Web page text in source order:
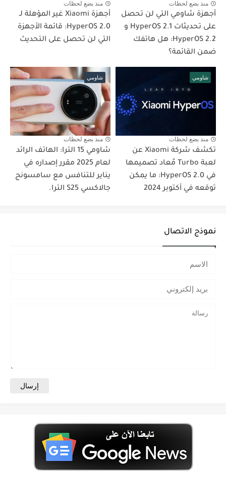
منذ بضع لحظات
أجهزة شاومي التي لن تحصل
على تحديثات HyperOS 2.1 و
HyperOS 2.2: هل هاتفك
ضمن القائمة؟
منذ بضع لحظات
أجهزة Xiaomi غير المؤهلة لـ
HyperOS 2.0: قائمة الأجهزة
التي لن تحصل على التحديث
شاومي
منذ بضع لحظات
تكشف شركة Xiaomi عن
لعبة Turbo مُعاد تصميمها
في HyperOS 2.0: ما يمكن
توقعه في أكتوبر 2024
شاومي
منذ بضع لحظات
شاومي 15 الترا: الهاتف الرائد
لعام 2025 مقرر إصداره في
يناير للتنافس مع سامسونج
جالاكسي S25 الترا.
نموذج الاتصال